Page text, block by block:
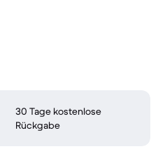
30 Tage kostenlose
Rückgabe